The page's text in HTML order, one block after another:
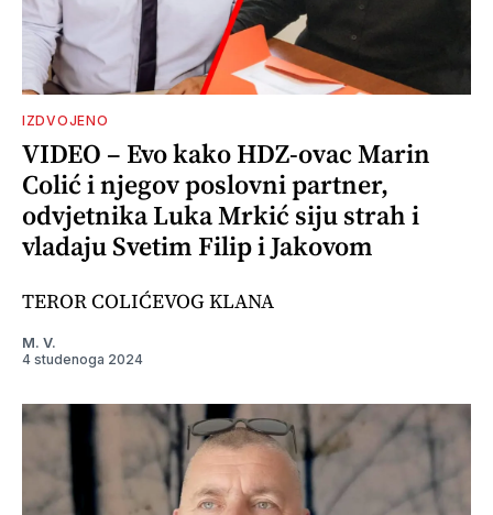
IZDVOJENO
VIDEO – Evo kako HDZ-ovac Marin
Colić i njegov poslovni partner,
odvjetnika Luka Mrkić siju strah i
vladaju Svetim Filip i Jakovom
TEROR COLIĆEVOG KLANA
M. V.
4 studenoga 2024